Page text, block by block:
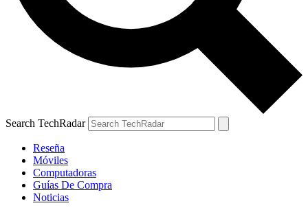
Search TechRadar
Reseña
Móviles
Computadoras
Guías De Compra
Noticias